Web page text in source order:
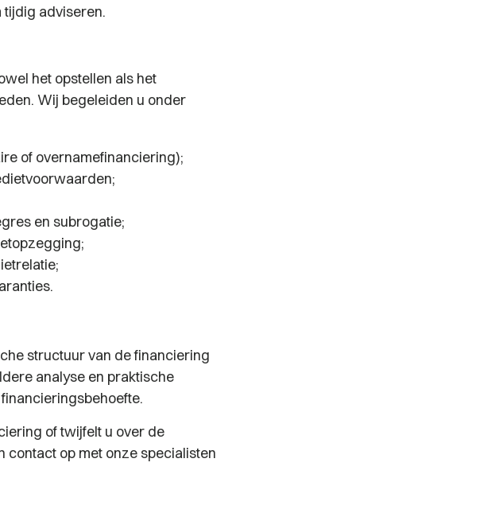
tijdig adviseren.
het opstellen als het
Wij begeleiden u onder
of overnamefinanciering);
en subrogatie;
structuur van de financiering
analyse en praktische
of twijfelt u over de
contact op met onze specialisten